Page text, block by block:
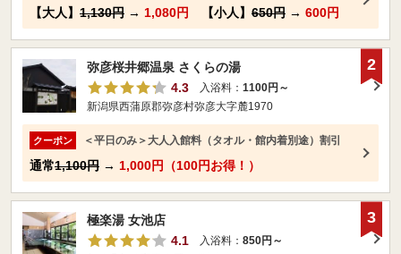
【大人】 1,130円 → 1,080円 【小人】 650円 → 600円
弥彦桜井郷温泉 さくらの湯
4.3
入浴料： 1100円～
新潟県西蒲原郡弥彦村弥彦大字麓1970
クーポン ＜平日のみ＞大人入館料（タオル・館内着別途）割引
通常1,100円 → 1,000円（100円お得！）
2
極楽湯 女池店
4.1
入浴料： 850円～
3